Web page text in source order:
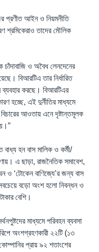
প্রণীত আইন ও নিয়মনীতি
শ্রমিকেরাও তাদের মৌলিক
চাঁদাবাজি ও অবৈধ লেনদেনের
বিআরটিএ তার নির্ধারিত
ব্যবহার করছে। বিআরটিএর
হচ্ছে, এই দুর্নীতির মাধ্যমে
আওতায় এনে দৃষ্টান্তমূলক
বাধ্য হন বাস মালিক ও কর্মী/
এ ছাড়া, রাজনৈতিক সমাবেশ,
ও ‘টোকেন বাণিজ্যে’র জন্য বাস
সবচেয়ে বড়ো অংশ হলো নিবন্ধন ও
বেশি।
মাধ্যমে পরিবহন ব্যবসা
অংশগ্রহণকারী ২২টি (১৩
প্রায় ৯২ শতাংশের